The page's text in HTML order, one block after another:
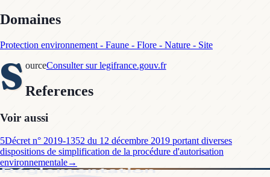
Domaines
Protection environnement - Faune - Flore - Nature - Site
S ourceConsulter sur legifrance.gouv.fr
References
Voir aussi
5Décret n° 2019-1352 du 12 décembre 2019 portant diverses
dispositions de simplification de la procédure d'autorisation
environnementale→